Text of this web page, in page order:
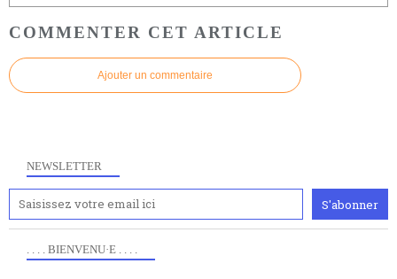
COMMENTER CET ARTICLE
Ajouter un commentaire
NEWSLETTER
. . . . BIENVENU·E . . . .